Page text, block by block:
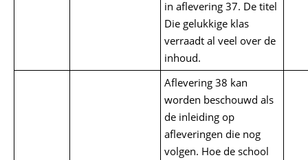
in aflevering 37. De titel
Die gelukkige klas
verraadt al veel over de
inhoud.
Aflevering 38 kan
worden beschouwd als
de inleiding op
afleveringen die nog
volgen. Hoe de school